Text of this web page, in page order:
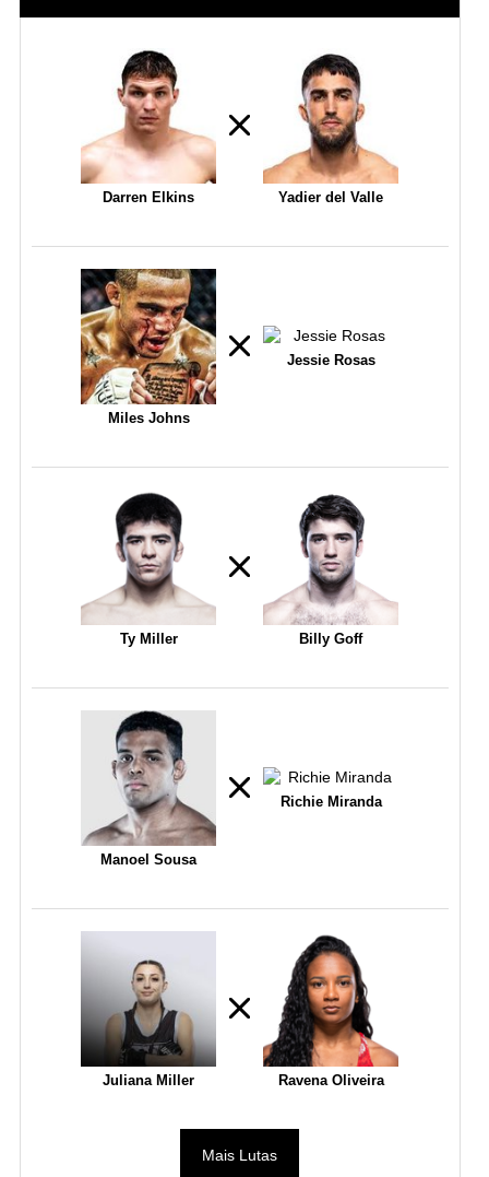
Darren Elkins Yadier del Valle
Miles Johns
Jessie Rosas
Ty Miller Billy Goff
Manoel Sousa
Richie Miranda
Juliana Miller Ravena Oliveira
Mais Lutas